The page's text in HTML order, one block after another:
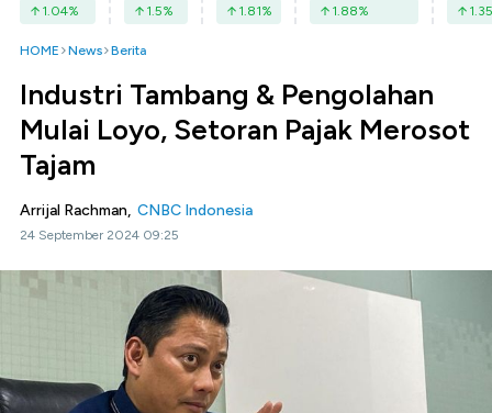
1.04% 1.5% 1.81% 1.88% 1.35
HOME News Berita
Industri Tambang & Pengolahan
Mulai Loyo, Setoran Pajak Merosot
Tajam
Arrijal Rachman, CNBC Indonesia
24 September 2024 09:25